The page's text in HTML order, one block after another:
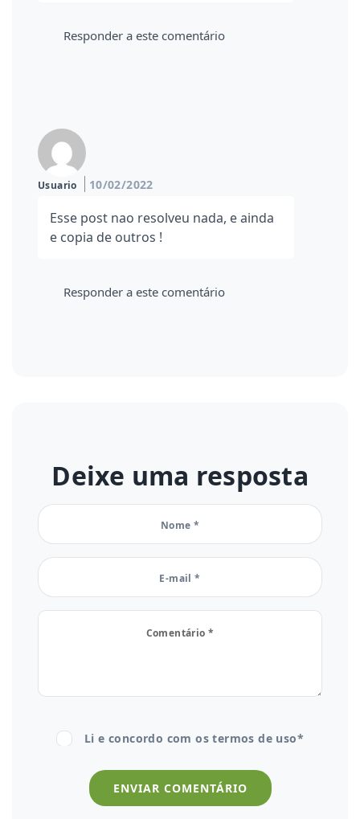
Responder a este comentário
Usuario 10/02/2022
Esse post nao resolveu nada, e ainda
e copia de outros !
Responder a este comentário
Deixe uma resposta
Li e concordo com ostermos de uso*